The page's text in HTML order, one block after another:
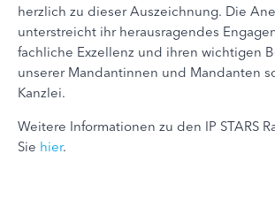
herzlich zu dieser Auszeichnung. Die
unterstreicht ihr herausragendes
fachliche Exzellenz und ihren wichtigen
unserer Mandantinnen und Mandanten
Kanzlei.
Weitere Informationen zu den IP STARS
Sie hier.